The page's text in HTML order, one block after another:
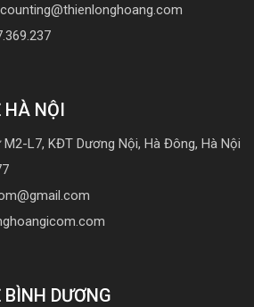
HÀ NỘI
L7, KĐT Dương Nội, Hà Đông, Hà Nội
BÌNH DƯƠNG